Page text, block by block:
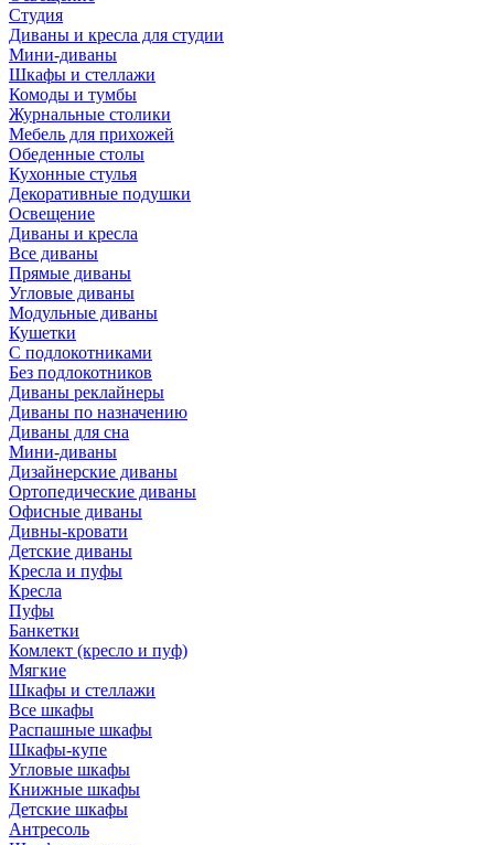
Студия
Диваны и кресла для студии
Мини-диваны
Шкафы и стеллажи
Комоды и тумбы
Журнальные столики
Мебель для прихожей
Обеденные столы
Кухонные стулья
Декоративные подушки
Освещение
Диваны и кресла
Все диваны
Прямые диваны
Угловые диваны
Модульные диваны
Кушетки
С подлокотниками
Без подлокотников
Диваны реклайнеры
Диваны по назначению
Диваны для сна
Мини-диваны
Дизайнерские диваны
Ортопедические диваны
Офисные диваны
Дивны-кровати
Детские диваны
Кресла и пуфы
Кресла
Пуфы
Банкетки
Комлект (кресло и пуф)
Мягкие
Шкафы и стеллажи
Все шкафы
Распашные шкафы
Шкафы-купе
Угловые шкафы
Книжные шкафы
Детские шкафы
Антресоль